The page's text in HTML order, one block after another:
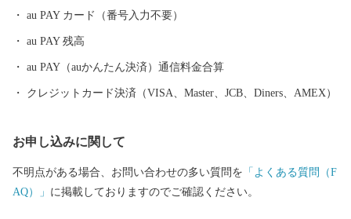
速」で約40分 ・大阪から、「西名阪自動車道」の法隆寺インター
約10分 ・奈良市から「国道24号」で約50分 ■寄付お申し込み後の
お問い合わせ ふるさと納税サポートセンター TEL：0570-015-482
E-mail: ask-fc@furusato-support.jp （平日10時～17時）祝祭日・特定
市 ワンストップ特例申請窓口 SNP 行
au PAY カード（番号入力不要）
au PAY 残高
au PAY（auかんたん決済）通信料金合算
クレジットカード決済（VISA、Master、JCB、Diners、AMEX）
お申し込みに関して
不明点がある場合、お問い合わせの多い質問を 「よくある質問（F
AQ）」 に掲載しておりますのでご確認ください。